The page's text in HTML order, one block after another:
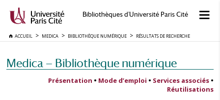
Bibliothèques d'Université Paris Cité
ACCUEIL MEDICA BIBLIOTHÈQUE NUMÉRIQUE RÉSULTATS DE RECHERCHE
Medica — Bibliothèque numérique
Présentation • Mode d’emploi • Services associés •
Réutilisations